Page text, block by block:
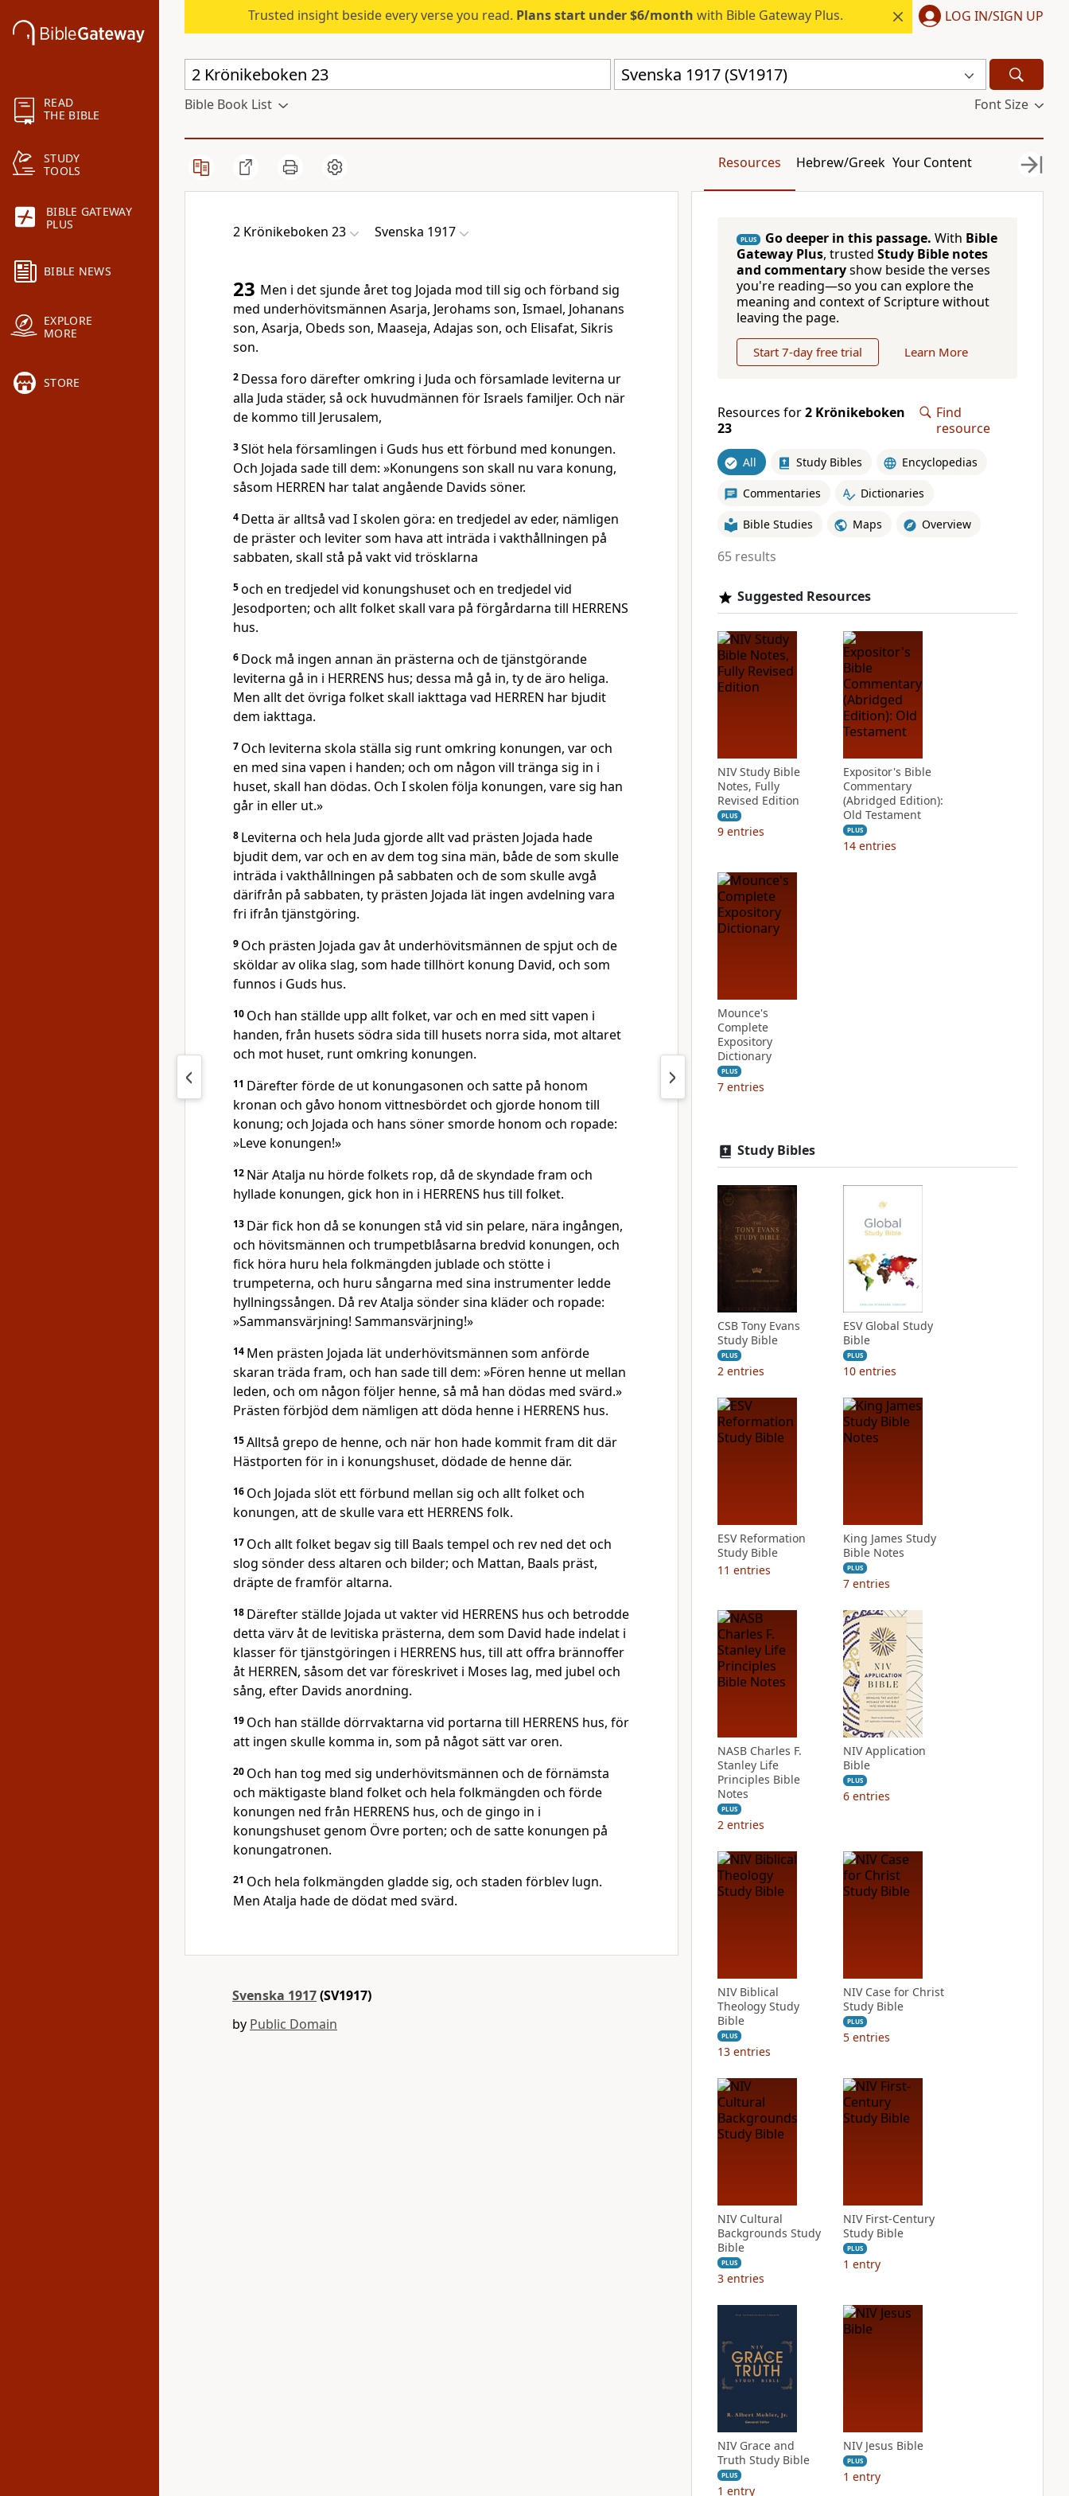
READ
THE BIBLE
STUDY
TOOLS
BIBLE GATEWAY
PLUS
BIBLE NEWS
EXPLORE
MORE
STORE
Trusted insight beside every verse you read. Plans start under $6/month with Bible Gateway Plus. LOG IN/SIGN UP
Svenska 1917 (SV1917)
Bible Book List Font Size
Resources Hebrew/Greek Your Content
2 Krönikeboken 23 Svenska 1917
23 Men i det sjunde året tog Jojada mod till sig och förband sig
med underhövitsmännen Asarja, Jerohams son, Ismael, Johanans
son, Asarja, Obeds son, Maaseja, Adajas son, och Elisafat, Sikris
son.
2 Dessa foro därefter omkring i Juda och församlade leviterna ur
alla Juda städer, så ock huvudmännen för Israels familjer. Och när
de kommo till Jerusalem,
3Slöt hela församlingen i Guds hus ett förbund med konungen.
Och Jojada sade till dem: »Konungens son skall nu vara konung,
såsom HERREN har talat angående Davids söner.
4 Detta är alltså vad I skolen göra: en tredjedel av eder, nämligen
de präster och leviter som hava att inträda i vakthållningen på
sabbaten, skall stå på vakt vid trösklarna
5och en tredjedel vid konungshuset och en tredjedel vid
Jesodporten; och allt folket skall vara på förgårdarna till HERRENS
hus.
6 Dock må ingen annan än prästerna och de tjänstgörande
leviterna gå in i HERRENS hus; dessa må gå in, ty de äro heliga.
Men allt det övriga folket skall iakttaga vad HERREN har bjudit
dem iakttaga.
7 Och leviterna skola ställa sig runt omkring konungen, var och
en med sina vapen i handen; och om någon vill tränga sig in i
huset, skall han dödas. Och I skolen följa konungen, vare sig han
går in eller ut.»
8 Leviterna och hela Juda gjorde allt vad prästen Jojada hade
bjudit dem, var och en av dem tog sina män, både de som skulle
inträda i vakthållningen på sabbaten och de som skulle avgå
därifrån på sabbaten, ty prästen Jojada lät ingen avdelning vara
fri ifrån tjänstgöring.
9 Och prästen Jojada gav åt underhövitsmännen de spjut och de
sköldar av olika slag, som hade tillhört konung David, och som
funnos i Guds hus.
10 Och han ställde upp allt folket, var och en med sitt vapen i
handen, från husets södra sida till husets norra sida, mot altaret
och mot huset, runt omkring konungen.
11 Därefter förde de ut konungasonen och satte på honom
kronan och gåvo honom vittnesbördet och gjorde honom till
konung; och Jojada och hans söner smorde honom och ropade:
»Leve konungen!»
12 När Atalja nu hörde folkets rop, då de skyndade fram och
hyllade konungen, gick hon in i HERRENS hus till folket.
13 Där fick hon då se konungen stå vid sin pelare, nära ingången,
och hövitsmännen och trumpetblåsarna bredvid konungen, och
fick höra huru hela folkmängden jublade och stötte i
trumpeterna, och huru sångarna med sina instrumenter ledde
hyllningssången. Då rev Atalja sönder sina kläder och ropade:
»Sammansvärjning! Sammansvärjning!»
14 Men prästen Jojada lät underhövitsmännen som anförde
skaran träda fram, och han sade till dem: »Fören henne ut mellan
leden, och om någon följer henne, så må han dödas med svärd.»
Prästen förbjöd dem nämligen att döda henne i HERRENS hus.
15Alltså grepo de henne, och när hon hade kommit fram dit där
Hästporten för in i konungshuset, dödade de henne där.
16 Och Jojada slöt ett förbund mellan sig och allt folket och
konungen, att de skulle vara ett HERRENS folk.
17 Och allt folket begav sig till Baals tempel och rev ned det och
slog sönder dess altaren och bilder; och Mattan, Baals präst,
dräpte de framför altarna.
18 Därefter ställde Jojada ut vakter vid HERRENS hus och betrodde
detta värv åt de levitiska prästerna, dem som David hade indelat i
klasser för tjänstgöringen i HERRENS hus, till att offra brännoffer
åt HERREN, såsom det var föreskrivet i Moses lag, med jubel och
sång, efter Davids anordning.
19 Och han ställde dörrvaktarna vid portarna till HERRENS hus, för
att ingen skulle komma in, som på något sätt var oren.
20 Och han tog med sig underhövitsmännen och de förnämsta
och mäktigaste bland folket och hela folkmängden och förde
konungen ned från HERRENS hus, och de gingo in i
konungshuset genom Övre porten; och de satte konungen på
konungatronen.
21 Och hela folkmängden gladde sig, och staden förblev lugn.
Men Atalja hade de dödat med svärd.
Svenska 1917(SV1917)
by Public Domain
PLUS Go deeper in this passage. With Bible
Gateway Plus, trusted Study Bible notes
and commentaryshow beside the verses
you're reading—so you can explore the
meaning and context of Scripture without
leaving the page.
Start 7-day free trial Learn More
Resources for2 Krönikeboken
23
Find
resource
All Study Bibles Encyclopedias
Commentaries Dictionaries
Bible Studies Maps Overview
65 results
Suggested Resources
NIV Study Bible
Notes, Fully
Revised Edition
PLUS
9 entries
Expositor's Bible
Commentary
(Abridged Edition):
Old Testament
PLUS
14 entries
Mounce's
Complete
Expository
Dictionary
PLUS
7 entries
Study Bibles
CSB Tony Evans
Study Bible
PLUS
2 entries
ESV Global Study
Bible
PLUS
10 entries
ESV Reformation
Study Bible
11 entries
King James Study
Bible Notes
PLUS
7 entries
NASB Charles F.
Stanley Life
Principles Bible
Notes
PLUS
2 entries
NIV Application
Bible
PLUS
6 entries
NIV Biblical
Theology Study
Bible
PLUS
13 entries
NIV Case for Christ
Study Bible
PLUS
5 entries
NIV Cultural
Backgrounds Study
Bible
PLUS
3 entries
NIV First-Century
Study Bible
PLUS
1 entry
NIV Grace and
Truth Study Bible
PLUS
1 entry
NIV Jesus Bible
PLUS
1 entry